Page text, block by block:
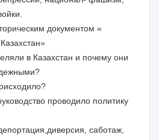
документом «
в Казахстан и почему они
проводило политику
саботаж,